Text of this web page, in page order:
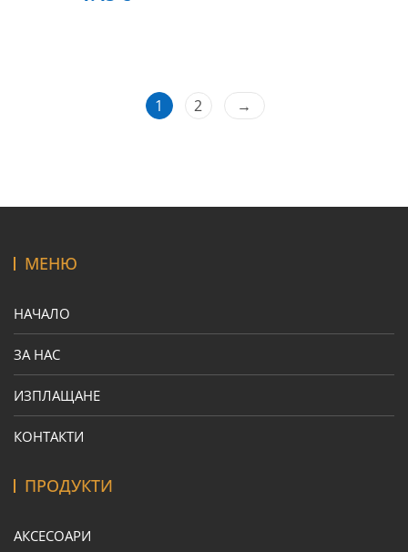
1 2 →
МЕНЮ
НАЧАЛО
ЗА НАС
ИЗПЛАЩАНЕ
КОНТАКТИ
ПРОДУКТИ
АКСЕСОАРИ